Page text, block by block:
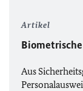
Artikel
Aus